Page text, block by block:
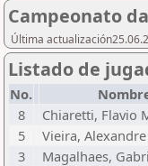
Campeonato
Última
Listado de
No.
8
Chiaretti, Flavio
5
Vieira,
3
Magalhaes,